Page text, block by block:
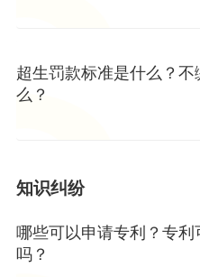
超生罚款标准是什么？
么？
知识纠纷
哪些可以申请专利？专
吗？